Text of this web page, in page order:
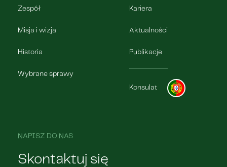
Zespół
Misja i wizja
Historia
Wybrane sprawy
Kariera
Aktualności
Publikacje
Konsulat
NAPISZ DO NAS
Skontaktuj się